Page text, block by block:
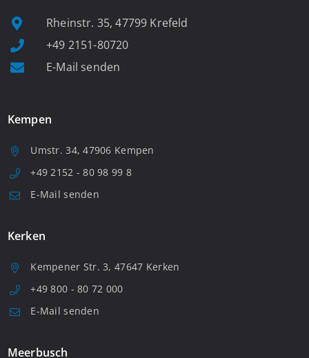
Rheinstr. 35, 47799 Krefeld
+49 2151-80720
E-Mail senden
Kempen
Umstr. 34, 47906 Kempen
+49 2152 - 80 98 99 8
E-Mail senden
Kerken
Kempener Str. 3, 47647 Kerken
+49 800 - 80 72 000
E-Mail senden
Meerbusch